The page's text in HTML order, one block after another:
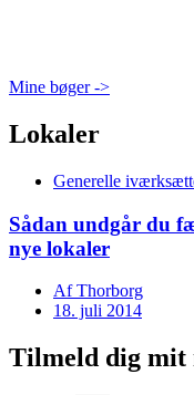
Mine bøger ->
Lokaler
Generelle
Sådan undgår du
nye lokaler
AfThorborg
18. juli 2014
Tilmeld dig mit